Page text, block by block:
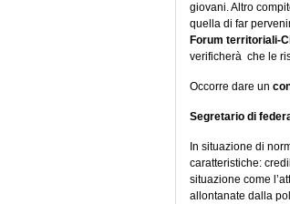
giovani. Altro
quella di far
Forum territoriali-
verificherà che le
Occorre dare un
Segretario di
In situazione di
caratteristiche:
situazione come
allontanate dalla